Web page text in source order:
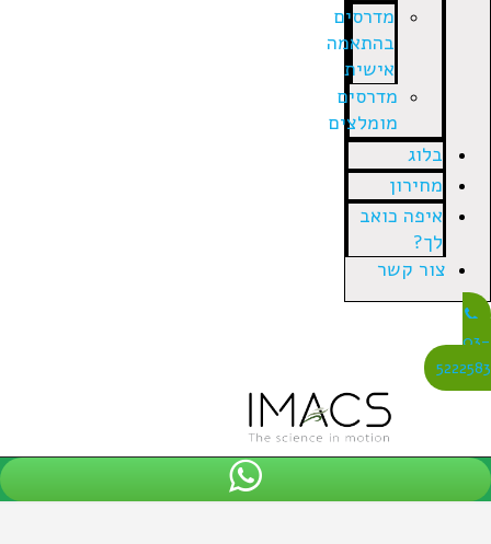
מדרסים
בהתאמה
אישית
מדרסים
מומלצים
בלוג
מחירון
איפה כואב
לך?
צור קשר